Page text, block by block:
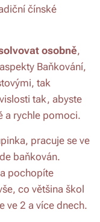
čínské
osobně,
Baňkování,
tak
tak, abyste
a rychle pomoci.
pracuje se ve
baňkován.
pochopíte
co většina škol
ve 2 a více dnech.